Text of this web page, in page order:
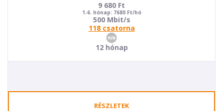
9 680 Ft
1-6. hónap: 7680 Ft/hó
500 Mbit/s
118 csatorna
12 hónap
RÉSZLETEK